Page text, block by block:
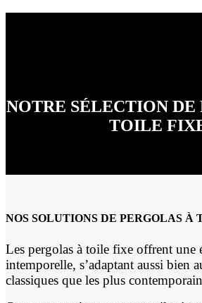
NOTRE SÉLECTION DE
TOILE
NOS SOLUTIONS DE PERGOLAS À
Les pergolas à toile fixe offrent une
intemporelle, s’adaptant aussi bien
classiques que les plus